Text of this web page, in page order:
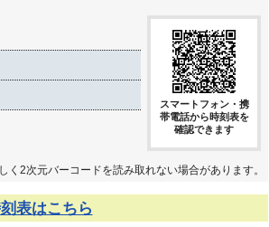
スマートフォン・携
帯電話から時刻表を
確認できます
2次元バーコードを読み取れない場合があります。
表はこちら